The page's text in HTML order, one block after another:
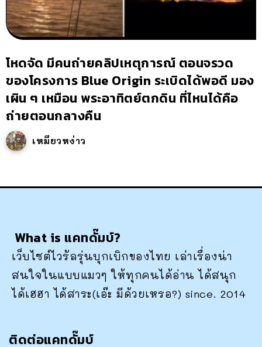
โหดจัด มีคนถ่ายคลิปเหตุการณ์ ตอนจรวด
ของโครงการ Blue Origin ระเบิดได้พอดี มอง
เผิน ๆ เหมือน พระอาทิตย์ตกดิน ที่ไหนได้คือ
ถ่ายตอนกลางคืน
เหมียวหง่าว
What is แคทดั๊มบ์?
เว็บไซต์ไวรัลรุ่นบุกเบิกของไทย เล่าเรื่องน่า
สนใจในแบบแมวๆ ให้ทุกคนได้อ่าน ได้สนุก
ได้เฮฮา ได้สาระ(เอ๊ะ มีด้วยเหรอ?) since. 2014
ติดต่อแคทดั๊มบ์